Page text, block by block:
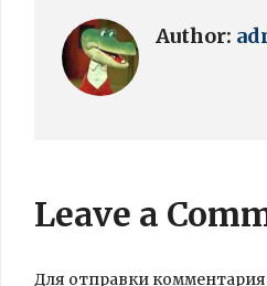
Author:
Leave a
Для отправки